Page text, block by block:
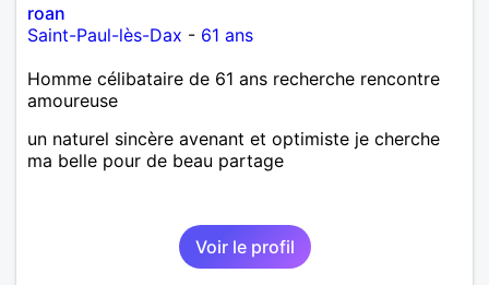
roan
Saint-Paul-lès-Dax - 61 ans
Homme célibataire de 61 ans recherche rencontre
amoureuse
un naturel sincère avenant et optimiste je cherche
ma belle pour de beau partage
Voir le profil